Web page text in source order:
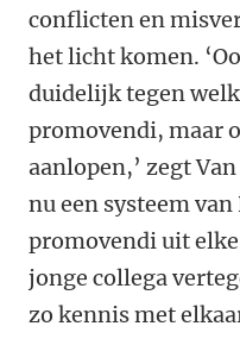
conflicten en
het licht komen.
duidelijk tegen
promovendi, maar
aanlopen,’ zegt
nu een systeem van
promovendi uit
jonge collega
zo kennis met